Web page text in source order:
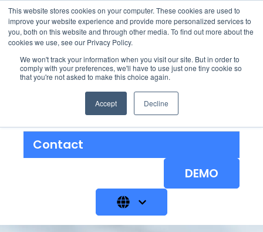
This website stores cookies on your computer. These cookies are used to
improve your website experience and provide more personalized services to
you, both on this website and through other media. To find out more about the
cookies we use, see our Privacy Policy.
We won't track your information when you visit our site. But in order to
comply with your preferences, we'll have to use just one tiny cookie so
that you're not asked to make this choice again.
Accept Decline
Solutions Show submenu for
Contact
DEMO